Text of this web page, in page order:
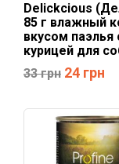
Delickcious
85 г влажный
вкусом паэлья
курицей для
33грн 24 грн